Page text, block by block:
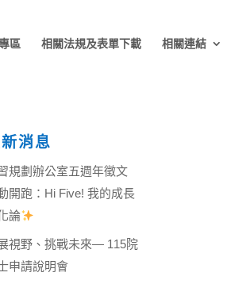
區 相關法規及表單下載 相關連結
消息
規劃辦公室五週年徵文
開跑：Hi Five! 我的成長
論
視野、挑戰未來— 115院
申請說明會